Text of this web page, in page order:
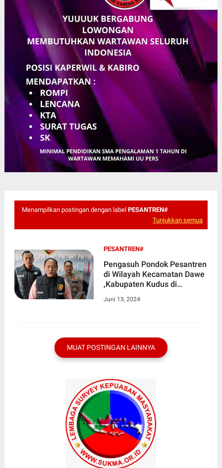
Menampilkan postingan dengan label PESANTREN#
Tunjukkan semua
PESANTREN#
Pengasuh Pondok Pesantren
di Wilayah Kecamatan Dawe
,Kabupaten Kudus di
Juni 13, 2024
MUAT POSTINGAN LAINNYA